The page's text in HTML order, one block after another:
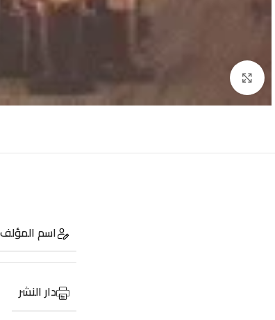
اسم المؤلف
دار النشر